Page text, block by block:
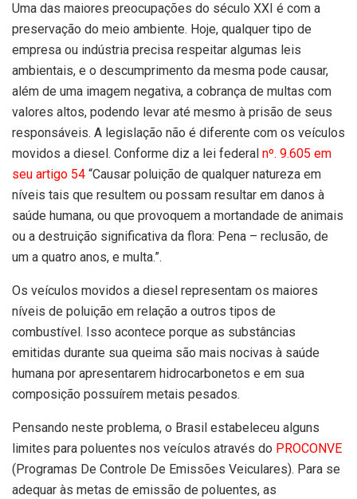
Uma das maiores preocupações do século XXI é com a
preservação do meio ambiente. Hoje, qualquer tipo de
empresa ou indústria precisa respeitar algumas leis
ambientais, e o descumprimento da mesma pode causar,
além de uma imagem negativa, a cobrança de multas com
valores altos, podendo levar até mesmo à prisão de seus
responsáveis. A legislação não é diferente com os veículos
movidos a diesel. Conforme diz a lei federal nº. 9.605 em
seu artigo 54 “Causar poluição de qualquer natureza em
níveis tais que resultem ou possam resultar em danos à
saúde humana, ou que provoquem a mortandade de animais
ou a destruição significativa da flora: Pena – reclusão, de
um a quatro anos, e multa.”.
Os veículos movidos a diesel representam os maiores
níveis de poluição em relação a outros tipos de
combustível. Isso acontece porque as substâncias
emitidas durante sua queima são mais nocivas à saúde
humana por apresentarem hidrocarbonetos e em sua
composição possuírem metais pesados.
Pensando neste problema, o Brasil estabeleceu alguns
limites para poluentes nos veículos através do PROCONVE
(Programas De Controle De Emissões Veiculares). Para se
adequar às metas de emissão de poluentes, as